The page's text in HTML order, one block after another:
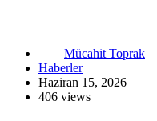
Mücahit Toprak
Haberler
Haziran 15, 2026
406 views